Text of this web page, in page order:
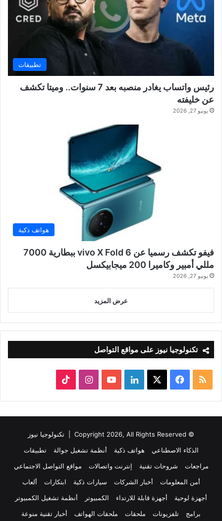
تطبيقات
رئيس واتساب يغادر منصبه بعد 7 سنوات.. وميتا تكشف
عن خليفته
يونيو 27, 2026
هواتف ذكية
فيفو تكشف رسميا عن vivo X Fold 6 ببطارية 7000
مللي أمبير وكاميرا 200 ميجابيكسل
يونيو 27, 2026
عرض المزيد
تكنولوجيا نيوز على مواقع التواصل
ملخص
الموقع
RSS
فيسبوك لينكدإن‫YouTubeانستقرام
© Copyright 2026, All Rights Reserved |
تكنولوجيا نيوز
الذكاء الاصطناعي
هواتف ذكية أنظمة تشغيل جوالة
تطبيقات
مراجعات
شروحات تقنية إنترنت واتصالات
مواقع التواصل الاجتماعي
أمن المعلومات
أخبار الشركات سيارات ذكية ابتكارات
ألعاب
أجهزة لوحية
أجهزة قابلة للارتداء الكمبيوتر
أنظمة تشغيل الكمبيوتر
برامج
تلفزيونات ملحقات ملحقات الهواتف أخبار تقنية منوعة